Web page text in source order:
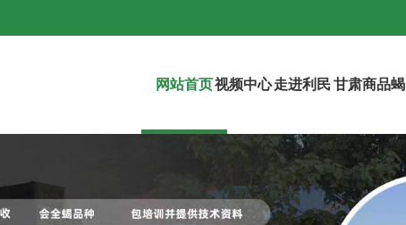
网站首页视频中心走进利民甘肃商品蝎